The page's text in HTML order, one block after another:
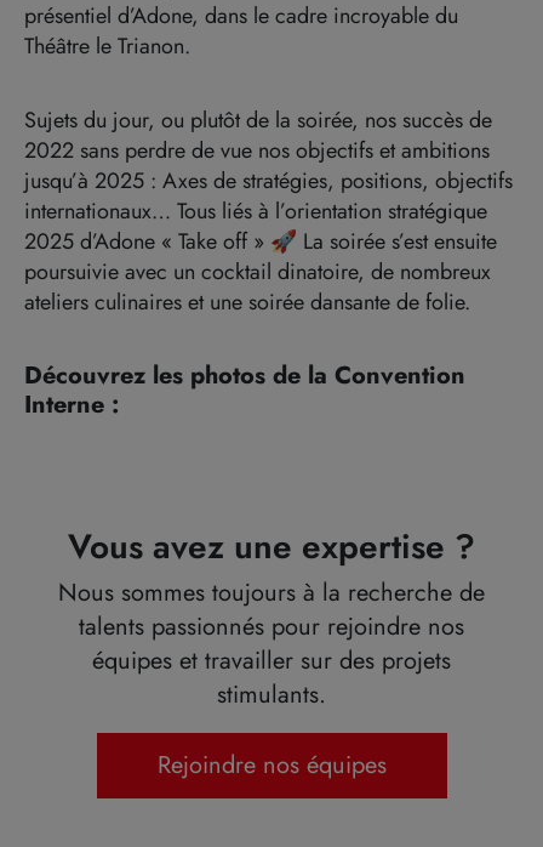
présentiel d’Adone, dans le cadre incroyable du
Théâtre le Trianon.
Sujets du jour, ou plutôt de la soirée, nos succès de
2022 sans perdre de vue nos objectifs et ambitions
jusqu’à 2025 : Axes de stratégies, positions, objectifs
internationaux… Tous liés à l’orientation stratégique
2025 d’Adone « Take off » 🚀 La soirée s’est ensuite
poursuivie avec un cocktail dinatoire, de nombreux
ateliers culinaires et une soirée dansante de folie.
Découvrez les photos de la Convention
Interne :
Vous avez une expertise ?
Nous sommes toujours à la recherche de
talents passionnés pour rejoindre nos
équipes et travailler sur des projets
stimulants.
Rejoindre nos équipes